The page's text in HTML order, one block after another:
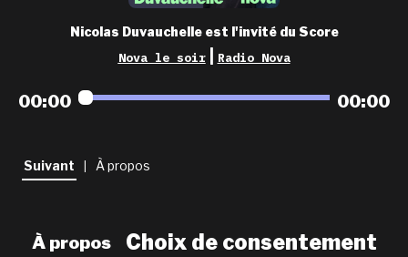
nova aime
les grilles
playlists
newsletter
Nicolas Duvauchelle est l'invité du Score
Nova le soir Radio Nova
00:00 00:00
Suivant À propos
À propos Choix de consentement